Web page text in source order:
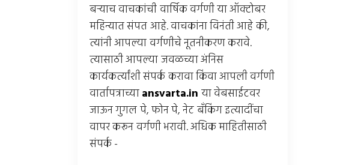
बर्‍याच वाचकांची वार्षिक वर्गणी या ऑक्टोबर
महिन्यात संपत आहे. वाचकांना विनंती आहे की,
त्यांनी आपल्या वर्गणीचे नूतनीकरण करावे.
त्यासाठी आपल्या जवळच्या अंनिस
कार्यकर्त्यांशी संपर्क करावा किंवा आपली वर्गणी
वार्तापत्राच्याansvarta.in या वेबसाईटवर
जाऊन गुगल पे, फोन पे, नेट बँकिंग इत्यादींचा
वापर करून वर्गणी भरावी. अधिक माहितीसाठी
संपर्क -